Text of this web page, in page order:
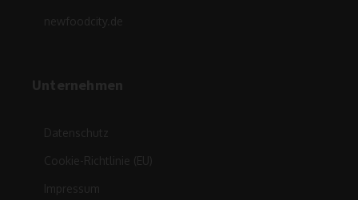
newfoodcity.de
Unternehmen
Datenschutz
Cookie-Richtlinie (EU)
Impressum